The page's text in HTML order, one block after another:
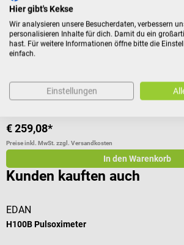
H100B Pulsoximeter
Digitales Pulsoximeter mit Pulston und
€ 259,08*
Preise inkl. MwSt. zzgl. Versandkosten
In den Warenkorb
Kunden kauften auch
EDAN
H100B Pulsoximeter
Hier gibt's Kekse
Wir analysieren unsere Besucherdaten, verbessern
personalisieren Inhalte für dich. Damit du ein
hast. Für weitere Informationen öffne bitte die
einfach.
Einstellungen